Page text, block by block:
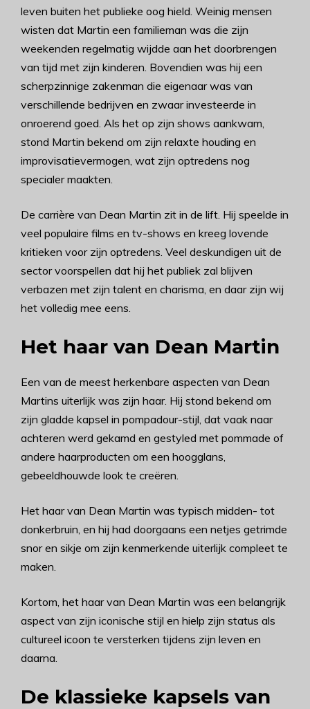
leven buiten het publieke oog hield. Weinig mensen
wisten dat Martin een familieman was die zijn
weekenden regelmatig wijdde aan het doorbrengen
van tijd met zijn kinderen. Bovendien was hij een
scherpzinnige zakenman die eigenaar was van
verschillende bedrijven en zwaar investeerde in
onroerend goed. Als het op zijn shows aankwam,
stond Martin bekend om zijn relaxte houding en
improvisatievermogen, wat zijn optredens nog
specialer maakten.
De carrière van Dean Martin zit in de lift. Hij speelde in
veel populaire films en tv-shows en kreeg lovende
kritieken voor zijn optredens. Veel deskundigen uit de
sector voorspellen dat hij het publiek zal blijven
verbazen met zijn talent en charisma, en daar zijn wij
het volledig mee eens.
Het haar van Dean Martin
Een van de meest herkenbare aspecten van Dean
Martins uiterlijk was zijn haar. Hij stond bekend om
zijn gladde kapsel in pompadour-stijl, dat vaak naar
achteren werd gekamd en gestyled met pommade of
andere haarproducten om een hoogglans,
gebeeldhouwde look te creëren.
Het haar van Dean Martin was typisch midden- tot
donkerbruin, en hij had doorgaans een netjes getrimde
snor en sikje om zijn kenmerkende uiterlijk compleet te
maken.
Kortom, het haar van Dean Martin was een belangrijk
aspect van zijn iconische stijl en hielp zijn status als
cultureel icoon te versterken tijdens zijn leven en
daarna.
De klassieke kapsels van